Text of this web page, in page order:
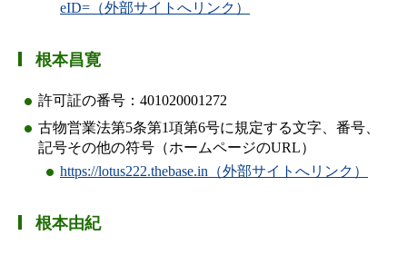
eID=（外部サイトへリンク）
根本昌寛
許可証の番号：401020001272
古物営業法第5条第1項第6号に規定する文字、番号、
記号その他の符号（ホームページのURL）
https://lotus222.thebase.in（外部サイトへリンク）
根本由紀